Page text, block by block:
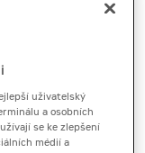
uživatelský
a osobních
se ke zlepšení
médií a